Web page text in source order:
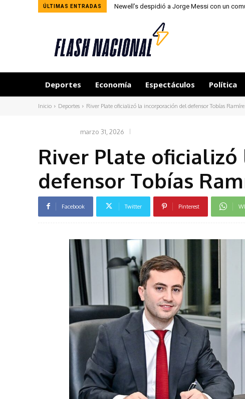
ÚLTIMAS ENTRADAS Newell’s despidió a Jorge Messi con un
Deportes Economía Espectáculos Política
Inicio Deportes River Plate oficializó la incorporación del defensor Tobías
marzo 31, 2026
River Plate
defensor Tobías
Facebook Twitter Pinterest